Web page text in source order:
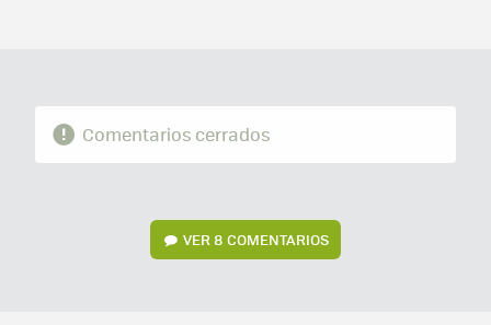
Comentarios cerrados
VER8 COMENTARIOS